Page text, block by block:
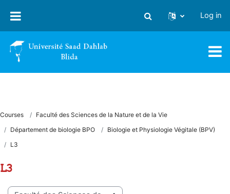
Toggle search input
Log in
Courses
Faculté des Sciences de la Nature et de la Vie
Département de biologie BPO
Biologie et Physiologie Végitale (BPV)
L3
L3